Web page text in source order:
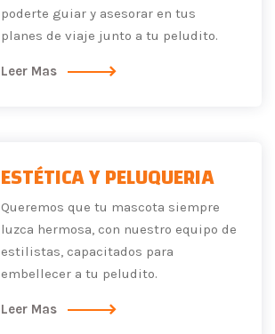
poderte guiar y asesorar en tus
planes de viaje junto a tu peludito.
Leer Mas
ESTÉTICA Y PELUQUERIA
Queremos que tu mascota siempre
luzca hermosa, con nuestro equipo de
estilistas, capacitados para
embellecer a tu peludito.
Leer Mas